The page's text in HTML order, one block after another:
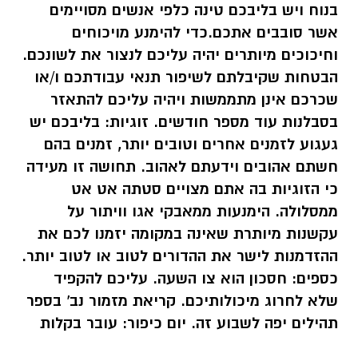
בנוח ויש בליבכם טינה כלפי אנשים מסויימים
אשר סובבים אתכם.כדי להימנע מויכוחים
וחיכוכים מיותרים יהיה עליכם לנצור את לשונכם.
הבטחות שקיבלתם לשיפור תנאי עבודתכם ו/או
שכרכם אינן מתממשות ויהיה עליכם להתאזר
בסבלנות עוד מספר חודשים. זוגיות: בליבכם יש
געגוע לזמנים אחרים וטובים יותר, זמנים בהם
חשתם אהובים וידעתם לאהוב. תחושה זו מעידה
כי הזוגיות בה אתם מצויים סטתה אט אט
ממסלולה. הימנעות ממאבקי אגו וויתור על
עקשנות מיותרת שאינה במקומה יזמנו לכם את
ההזדמנות לישר את ההדורים לטוב או לטוב יותר.
כספים: חסכון הוא צו השעה. עליכם להקפיד
שלא לחרוג מיכולותיכם. קריאת מזמור נב' בספר
תהילים יפה לשבוע זה. יום כיפור: עובר בקלות